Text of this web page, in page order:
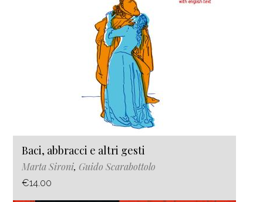
Baci, abbracci e altri gesti
Marta Sironi, Guido Scarabottolo
€14.00